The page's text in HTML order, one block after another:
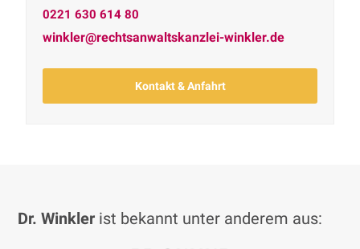
0221 630 614 80
winkler@rechtsanwaltskanzlei-winkler.de
Kontakt & Anfahrt
Dr. Winkler ist bekannt unter anderem aus: